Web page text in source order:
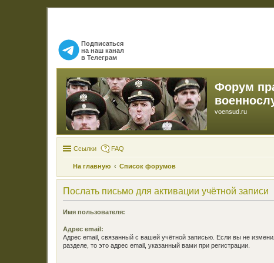
Подписаться
на наш канал
в Телеграм
Форум
voensud.ru
Ссылки FAQ
На главную Список форумов
Послать письмо для активации учётной записи
Имя пользователя:
Адрес email:
Адрес email, связанный с вашей учётной записью. Если вы не
разделе, то это адрес email, указанный вами при регистрации.